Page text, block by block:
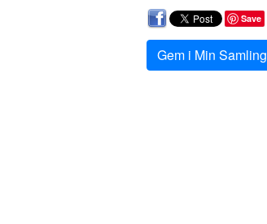
Save
Gem i Min Samling